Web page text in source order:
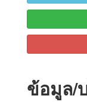
ข้อมูล/